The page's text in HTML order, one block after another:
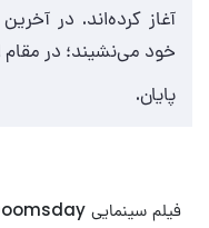
آغاز کرده‌اند. در
خود می‌نشیند؛ در مقام
پایان.